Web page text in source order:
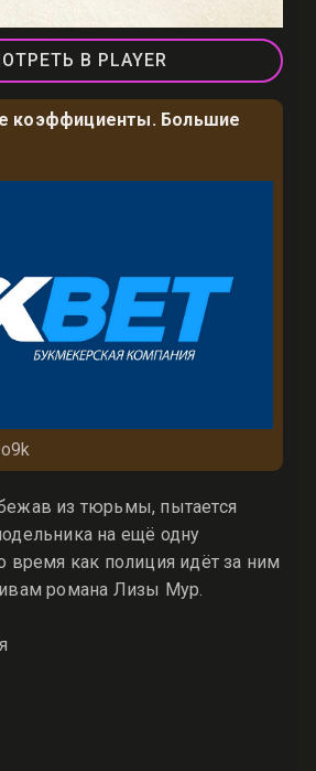
В PLAYER
коэффициенты. Большие
из тюрьмы, пытается
на ещё одну
время как полиция идёт за ним
романа Лизы Мур.